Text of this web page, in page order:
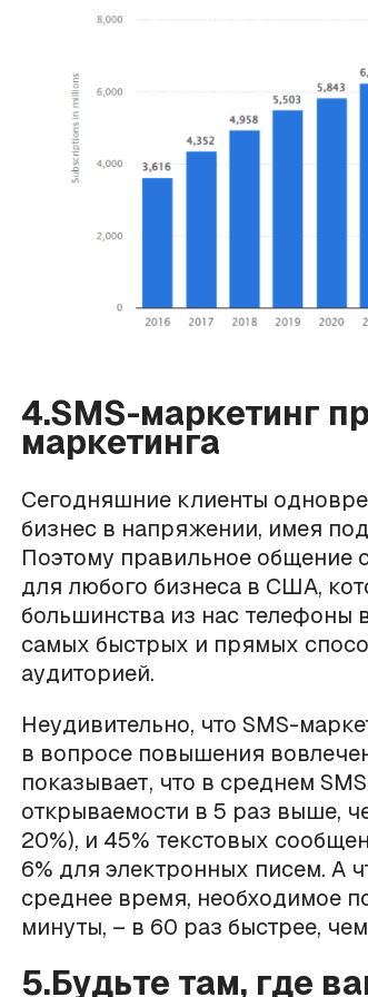
4.SMS-маркетинг
маркетинга
Сегодняшние клиенты
бизнес в напряжении, имея
Поэтому правильное
для любого бизнеса в США,
большинства из нас телефоны
самых быстрых и прямых
аудиторией.
Неудивительно, что SMS-
в вопросе повышения
показывает, что в среднем
открываемости в 5 раз выше,
20%), и 45% текстовых
6% для электронных писем. А
среднее время, необходимое
минуты, – в 60 раз быстрее,
5.Будьте там, где